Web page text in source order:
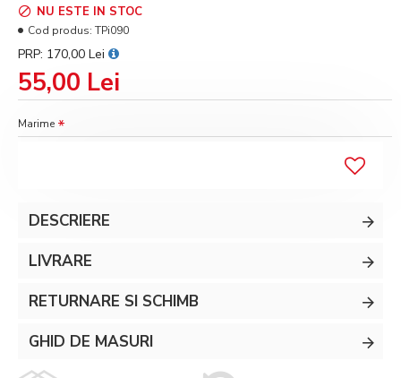
55,00 Lei
PRP: 170,00 Lei
NU ESTE IN STOC
Cod produs: TPi090
Marime
DESCRIERE
LIVRARE
RETURNARE SI SCHIMB
GHID DE MASURI